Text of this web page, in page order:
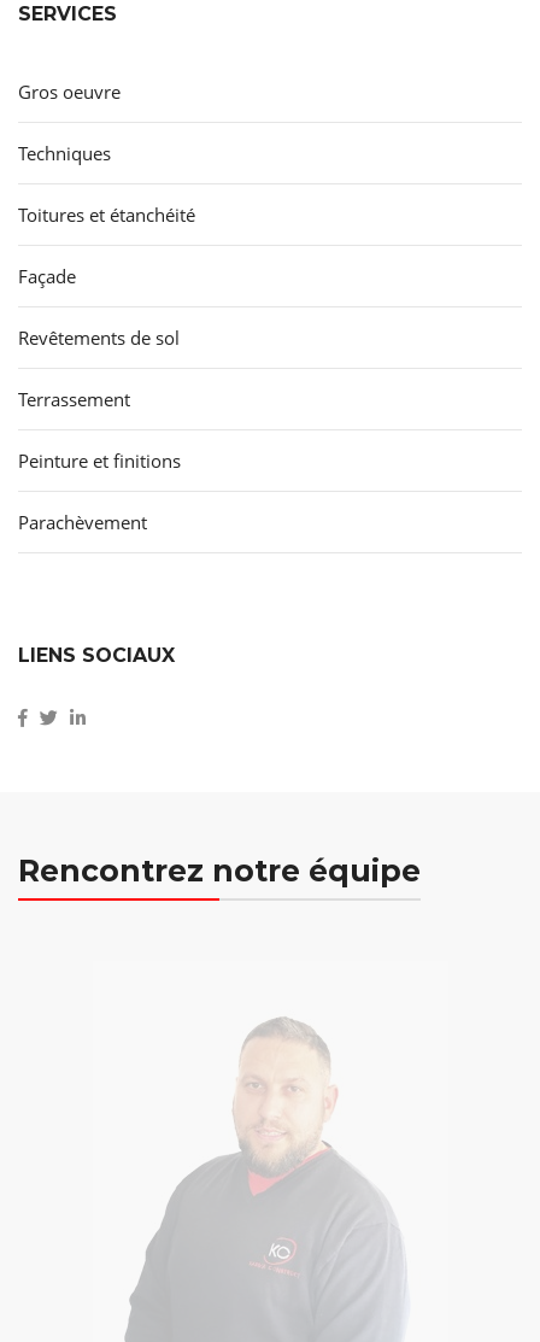
SERVICES
Gros oeuvre
Techniques
Toitures et étanchéité
Façade
Revêtements de sol
Terrassement
Peinture et finitions
Parachèvement
LIENS SOCIAUX
Rencontrez notre équipe